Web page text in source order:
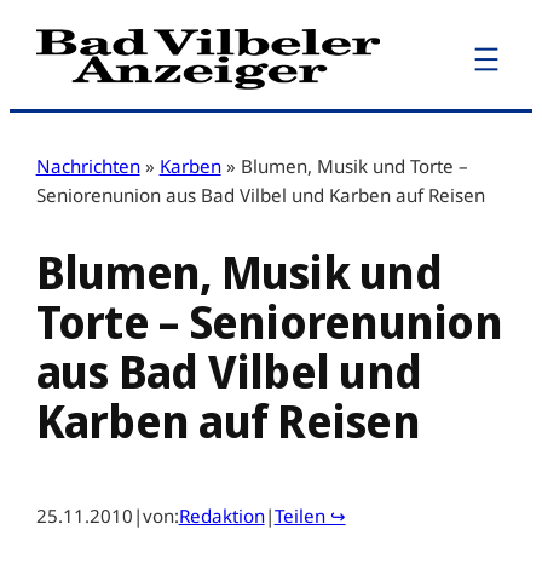
Zum
Inhalt
Nachrichten » Karben » Blumen, Musik und Torte –
Seniorenunion aus Bad Vilbel und Karben auf Reisen
Blumen, Musik und
Torte – Seniorenunion
aus Bad Vilbel und
Karben auf Reisen
25.11.2010 |von:Redaktion|Teilen ↪